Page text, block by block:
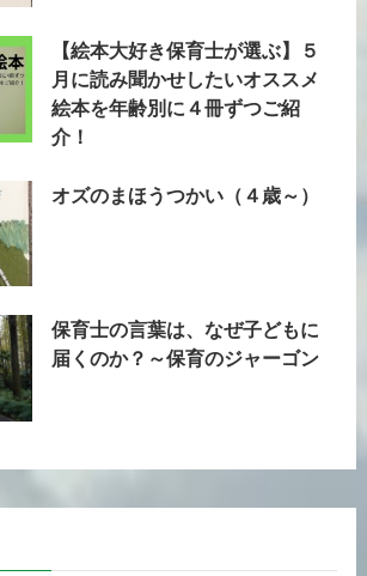
【絵本大好き保育士が選ぶ】５
月に読み聞かせしたいオススメ
絵本を年齢別に４冊ずつご紹
介！
オズのまほうつかい（４歳～）
保育士の言葉は、なぜ子どもに
届くのか？～保育のジャーゴン